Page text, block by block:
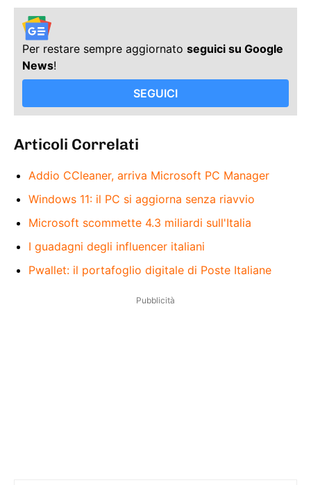
Per restare sempre aggiornato seguici su Google
News!
SEGUICI
Articoli Correlati
Addio CCleaner, arriva Microsoft PC Manager
Windows 11: il PC si aggiorna senza riavvio
Microsoft scommette 4.3 miliardi sull'Italia
I guadagni degli influencer italiani
Pwallet: il portafoglio digitale di Poste Italiane
Pubblicità